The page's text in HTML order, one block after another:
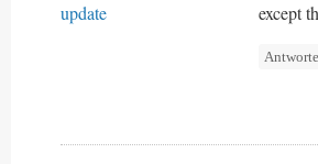
update
except